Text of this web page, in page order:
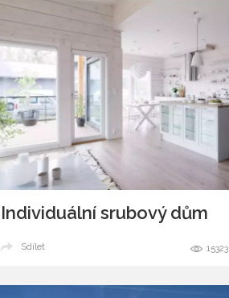
Individuální srubový dům
15323
Sdílet